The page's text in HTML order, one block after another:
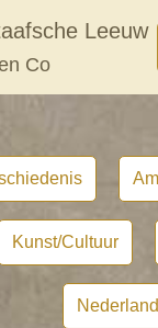
Leeuw
Co
Kunst/Cultuur